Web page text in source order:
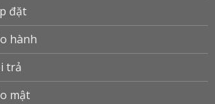
đặt
hành
trả
mật